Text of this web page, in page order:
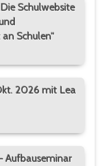
Schulwebsite
Schulen“
2026 mit Lea
Aufbauseminar